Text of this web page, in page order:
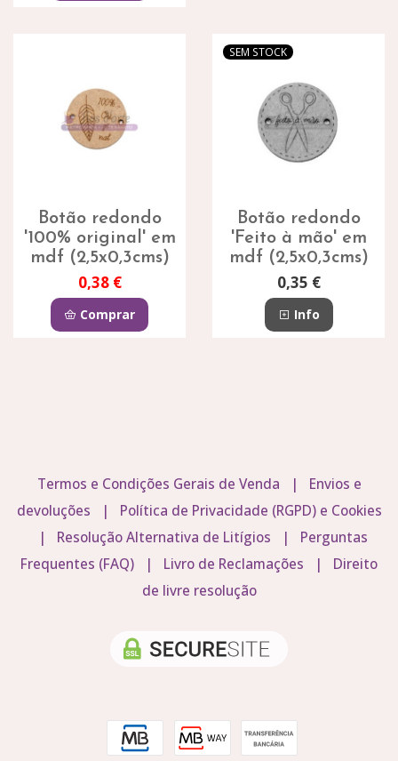
Botão redondo
'100% original' em
mdf (2,5x0,3cms)
0,38 €
Comprar
SEM STOCK
Botão redondo
'Feito à mão' em
mdf (2,5x0,3cms)
0,35 €
Info
Termos e Condições Gerais de Venda | Envios e
devoluções | Política de Privacidade (RGPD) e Cookies
| Resolução Alternativa de Litígios | Perguntas
Frequentes (FAQ) | Livro de Reclamações | Direito
de livre resolução